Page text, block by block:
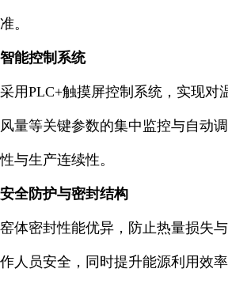
准。
智能控制系统
采用PLC+触摸屏控制系统，实现对
风量等关键参数的集中监控与自动
性与生产连续性。
安全防护与密封结构
窑体密封性能优异，防止热量损失
作人员安全，同时提升能源利用效率